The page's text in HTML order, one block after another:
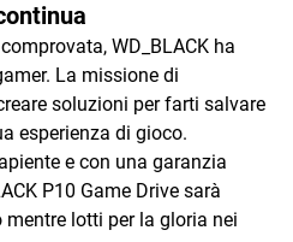
WD_BLACK ha
La missione di
soluzioni per farti salvare
esperienza di gioco.
e con una garanzia
P10 Game Drive sarà
lotti per la gloria nei